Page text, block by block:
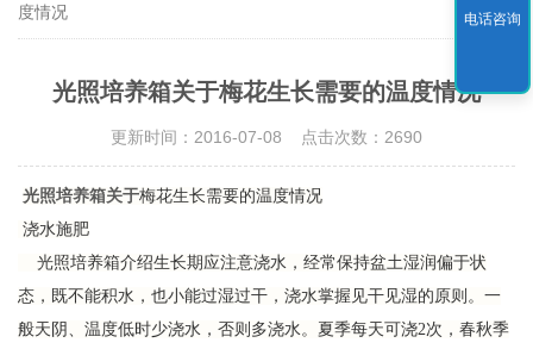
度情况
光照培养箱关于梅花生长需要的温度情况
更新时间：2016-07-08 点击次数：2690
光照培养箱关于梅花生长需要的温度情况
浇水施肥
光照培养箱介绍生长期应注意浇水，经常保持盆土湿润偏于状
态，既不能积水，也小能过湿过干，浇水掌握见干见湿的原则。一
般天阴、温度低时少浇水，否则多浇水。夏季每天可浇2次，春秋季
电话咨询